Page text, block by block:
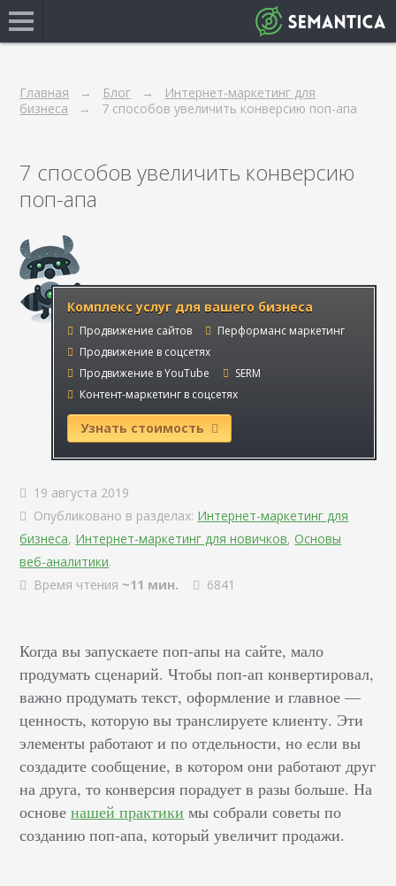
Главная Блог
Интернет-маркетинг для
бизнеса
7 способов увеличить конверсию поп-апа
7 способов увеличить конверсию
поп-апа
Комплекс услуг для вашего бизнеса
Продвижение сайтов
Перформанс маркетинг
Продвижение в соцсетях
Продвижение в YouTube
SERM
Контент-маркетинг в соцсетях
Узнать стоимость
19 августа 2019
Опубликовано в разделах: Интернет-маркетинг для
бизнеса, Интернет-маркетинг для новичков,Основы
веб-аналитики.
Время чтения ~11 мин. 6841
Когда вы запускаете поп-апы на сайте, мало
продумать сценарий. Чтобы поп-ап конвертировал,
важно продумать текст, оформление и главное —
ценность, которую вы транслируете клиенту. Эти
элементы работают и по отдельности, но если вы
создадите сообщение, в котором они работают друг
на друга, то конверсия порадует в разы больше. На
основенашей практики мы собрали советы по
созданию поп-апа, который увеличит продажи.